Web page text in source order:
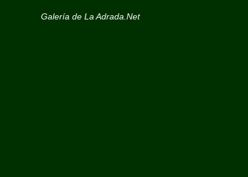
Galería de La Adrada.Net